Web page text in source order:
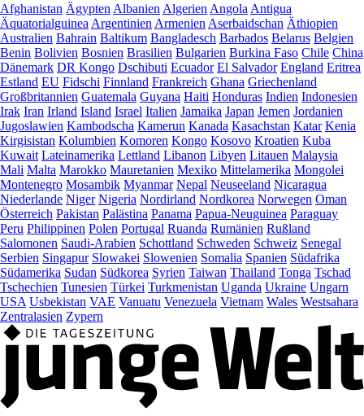
Afghanistan Ägypten Albanien Algerien Angola Antigua
Äquatorialguinea Argentinien Armenien Aserbaidschan Äthiopien
Australien Bahrain Baltikum Bangladesch Barbados Belarus Belgien
Benin Bolivien Bosnien Brasilien Bulgarien Burkina Faso Chile China
Dänemark DR Kongo Dschibuti Ecuador El Salvador England Eritrea
Estland EU Fidschi Finnland Frankreich Ghana Griechenland
Großbritannien Guatemala Guyana Haiti Honduras Indien Indonesien
Irak Iran Irland Island Israel Italien Jamaika Japan Jemen Jordanien
Jugoslawien Kambodscha Kamerun Kanada Kasachstan Katar Kenia
Kirgisistan Kolumbien Komoren Kongo Kosovo Kroatien Kuba
Kuwait Lateinamerika Lettland Libanon Libyen Litauen Malaysia
Mali Malta Marokko Mauretanien Mexiko Mittelamerika Mongolei
Montenegro Mosambik Myanmar Nepal Neuseeland Nicaragua
Niederlande Niger Nigeria Nordirland Nordkorea Norwegen Oman
Österreich Pakistan Palästina Panama Papua-Neuguinea Paraguay
Peru Philippinen Polen Portugal Ruanda Rumänien Rußland
Salomonen Saudi-Arabien Schottland Schweden Schweiz Senegal
Serbien Singapur Slowakei Slowenien Somalia Spanien Südafrika
Südamerika Sudan Südkorea Syrien Taiwan Thailand Tonga Tschad
Tschechien Tunesien Türkei Turkmenistan Uganda Ukraine Ungarn
USA Usbekistan VAE Vanuatu Venezuela Vietnam Wales Westsahara
Zentralasien Zypern